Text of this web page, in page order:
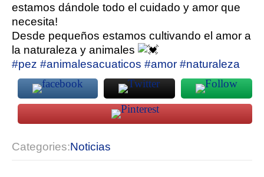
estamos dándole todo el cuidado y amor que
necesita!
Desde pequeños estamos cultivando el amor a
la naturaleza y animales
#pez #animalesacuaticos #amor #naturaleza
Categories:Noticias